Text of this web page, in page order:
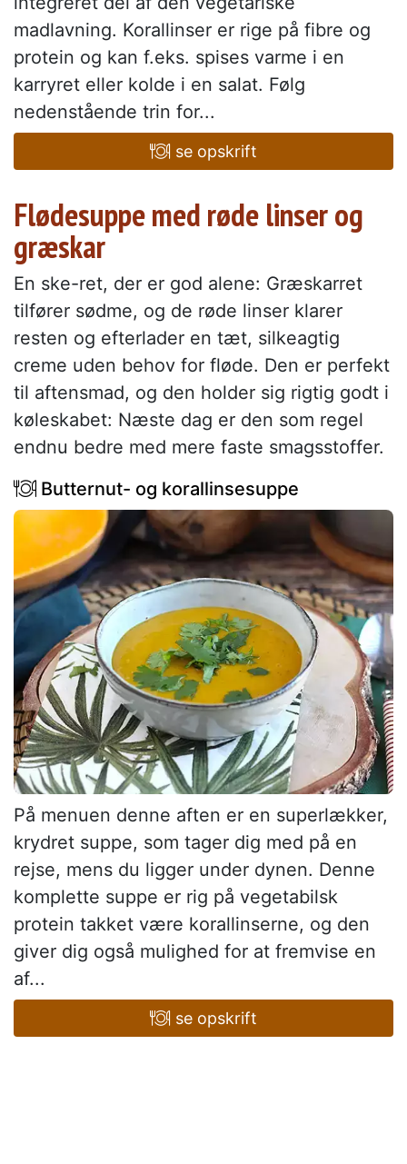
madlavning. Korallinser er rige på fibre og
protein og kan f.eks. spises varme i en
karryret eller kolde i en salat. Følg
nedenstående trin for...
se opskrift
Flødesuppe med røde linser og
græskar
En ske-ret, der er god alene: Græskarret
tilfører sødme, og de røde linser klarer
resten og efterlader en tæt, silkeagtig
creme uden behov for fløde. Den er perfekt
til aftensmad, og den holder sig rigtig godt i
køleskabet: Næste dag er den som regel
endnu bedre med mere faste smagsstoffer.
Butternut- og korallinsesuppe
På menuen denne aften er en superlækker,
krydret suppe, som tager dig med på en
rejse, mens du ligger under dynen. Denne
komplette suppe er rig på vegetabilsk
protein takket være korallinserne, og den
giver dig også mulighed for at fremvise en
af...
se opskrift